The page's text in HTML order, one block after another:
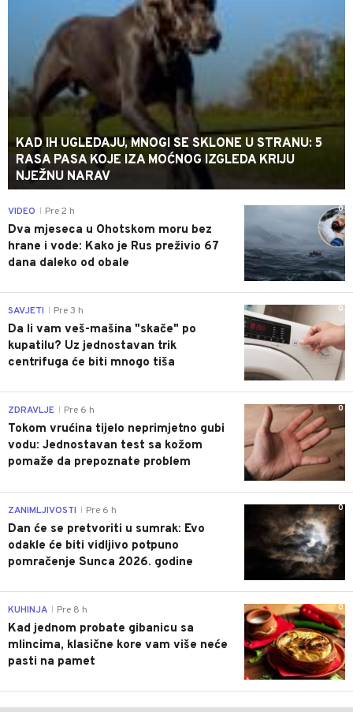
KAD IH UGLEDAJU, MNOGI SE SKLONE U STRANU: 5
RASA PASA KOJE IZA MOĆNOG IZGLEDA KRIJU
NJEŽNU NARAV
0
VIDEO Pre 2 h
Dva mjeseca u Ohotskom moru bez
hrane i vode: Kako je Rus preživio 67
dana daleko od obale
0
SAVJETI Pre 3 h
Da li vam veš-mašina "skače" po
kupatilu? Uz jednostavan trik
centrifuga će biti mnogo tiša
0
ZDRAVLJE Pre 6 h
Tokom vrućina tijelo neprimjetno gubi
vodu: Jednostavan test sa kožom
pomaže da prepoznate problem
0
ZANIMLJIVOSTI Pre 6 h
Dan će se pretvoriti u sumrak: Evo
odakle će biti vidljivo potpuno
pomračenje Sunca 2026. godine
0
KUHINJA Pre 8 h
Kad jednom probate gibanicu sa
mlincima, klasične kore vam više neće
pasti na pamet